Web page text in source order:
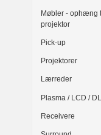
Møbler - ophæng
projektor
Pick-up
Projektorer
Lærreder
Plasma / LCD /
Receivere